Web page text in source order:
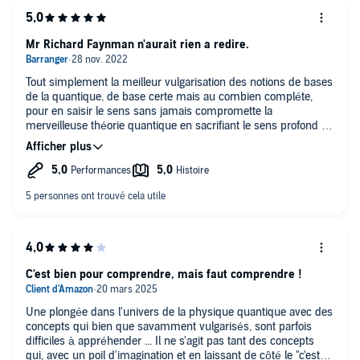
Épilogue. Vertiges et promesses de la vie quantique.
©2022 Audiolib (P)2022 Audiolib
Tout simplement la meilleur vulgarisation des notions de bases
de la quantique, de base certe mais au combien compléte,
pour en saisir le sens sans jamais compromette la
merveilleuse théorie quantique en sacrifiant le sens profond de
ce bouleversement conceptuel et au combien fascinant. Il est
trivial de dire que plusieurs écoutes sont nécessaire avant d'en
saisir non pas le sens mais la merveilleuse et émouvante
nombreuses fois de sensations de vertiges qui, n'ayons pas
a l'auteur. Ce voyage initiatique fût unique et merveilleux. C'est
sans la moins plaisanterie que je me permet de mentionner
que étant autiste passionné de science j'ai ressenti au plus
profond de mon être un satisfaction sans pareil. Encore merci
toucher du doigt mon bonheur après environ une dizaine
d'écoutes de cet ouvrage. Dans le même "style" Einstein sur
un transat a la plage est tout aussi détonant. Si vous aimez les
sciences ce livre est abordable avec un niveau scolaire
Mr Richard Faynman n'aurait rien a redire.
Une plongée dans l'univers de la physique quantique avec des
concepts qui bien que savamment vulgarisés, sont parfois
difficiles à appréhender ... Il ne s'agit pas tant des concepts
qui, avec un poil d'imagination et en laissant de côté le "c'est
C'est bien pour comprendre, mais faut comprendre !